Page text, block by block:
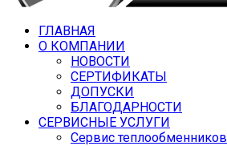
ГЛАВНАЯ
О КОМПАНИИ
НОВОСТИ
СЕРТИФИКАТЫ
ДОПУСКИ
БЛАГОДАРНОСТИ
СЕРВИСНЫЕ УСЛУГИ
Сервис теплообменников